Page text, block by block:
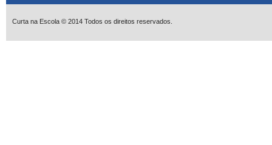
Curta na Escola © 2014 Todos os direitos reservados.